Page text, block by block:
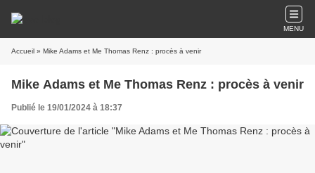
MENU
Accueil » Mike Adams et Me Thomas Renz : procès à venir
Mike Adams et Me Thomas Renz : procès à venir
Publié le 19/01/2024 à 18:37